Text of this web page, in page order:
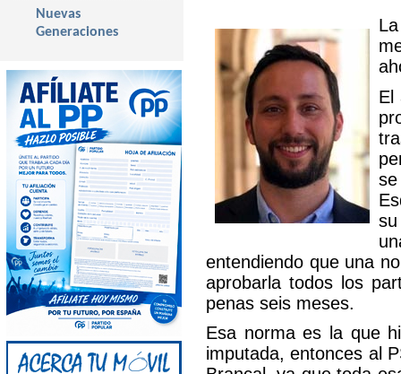
El
entendiendo que una
aprobarla todos los
penas seis meses.
Esa norma es la que
imputada, entonces al
Nuevas
Generaciones